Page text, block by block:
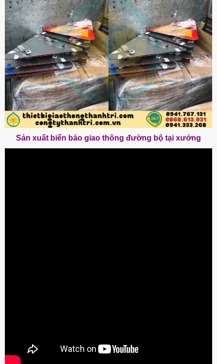
Sản xuất biển báo giao thông đường bộ tại xưởng